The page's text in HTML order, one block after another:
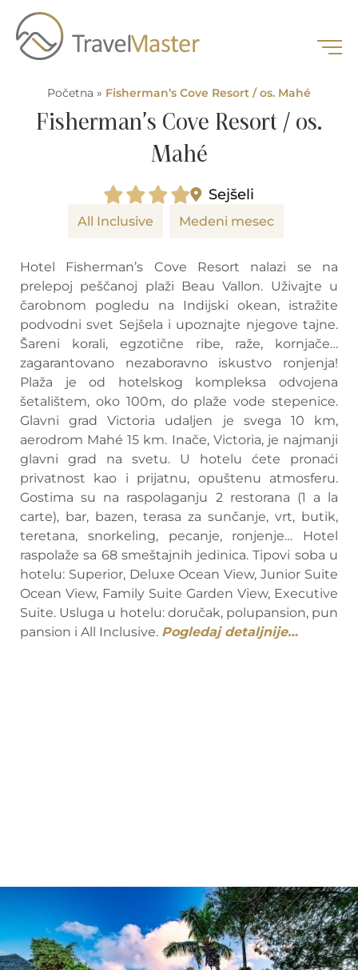
Početna » Fisherman’s Cove Resort / os. Mahé
Fisherman’s Cove Resort / os.
Mahé
All Inclusive Medeni mesec
Sejšeli
Hotel Fisherman’s Cove Resort nalazi se na
prelepoj peščanoj plaži Beau Vallon. Uživajte u
čarobnom pogledu na Indijski okean, istražite
podvodni svet Sejšela i upoznajte njegove tajne.
Šareni korali, egzotične ribe, raže, kornjače…
zagarantovano nezaboravno iskustvo ronjenja!
Plaža je od hotelskog kompleksa odvojena
šetalištem, oko 100m, do plaže vode stepenice.
Glavni grad Victoria udaljen je svega 10 km,
aerodrom Mahé 15 km. Inače, Victoria, je najmanji
glavni grad na svetu. U hotelu ćete pronaći
privatnost kao i prijatnu, opuštenu atmosferu.
Gostima su na raspolaganju 2 restorana (1 a la
carte), bar, bazen, terasa za sunčanje, vrt, butik,
teretana, snorkeling, pecanje, ronjenje… Hotel
raspolaže sa 68 smeštajnih jedinica. Tipovi soba u
hotelu: Superior, Deluxe Ocean View, Junior Suite
Ocean View, Family Suite Garden View, Executive
Suite. Usluga u hotelu: doručak, polupansion, pun
pansion i All Inclusive. Pogledaj detaljnije…